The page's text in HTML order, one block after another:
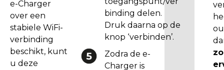
e-Charger
over een
stabiele WiFi-
verbinding
beschikt, kunt
u deze
binding delen.
Druk daarna op de
knop ‘verbinden’.
Zodra de e-
Charger is